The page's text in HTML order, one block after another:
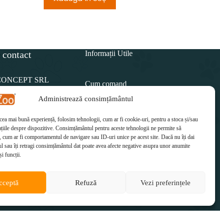
Administrează consimțământul
mai bună experiență, folosim tehnologii, cum ar fi cookie-uri, pentru a stoca și/sau
despre dispozitive. Consimțământul pentru aceste tehnologii ne permite să
cum ar fi comportamentul de navigare sau ID-uri unice pe acest site. Dacă nu îți dai
sau îți retragi consimțământul dat poate avea afecte negative asupra unor anumite
funcții.
Refuză Vezi preferințele
SRL
812
Informații Utile
Cum comand
Politica de retur
Cum plătesc
Cum se livrează